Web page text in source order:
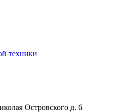
техники
Островского д. 6